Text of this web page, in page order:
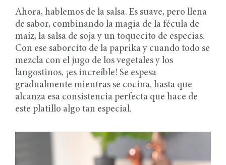
Ahora, hablemos de la salsa. Es suave, pero llena
de sabor, combinando la magia de la fécula de
maíz, la salsa de soja y un toquecito de especias.
Con ese saborcito de la paprika y cuando todo se
mezcla con el jugo de los vegetales y los
langostinos, ¡es increíble! Se espesa
gradualmente mientras se cocina, hasta que
alcanza esa consistencia perfecta que hace de
este platillo algo tan especial.